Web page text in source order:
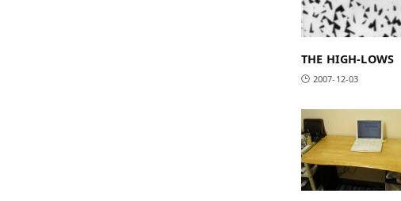
THE HIGH-LOWS
2007-12-03